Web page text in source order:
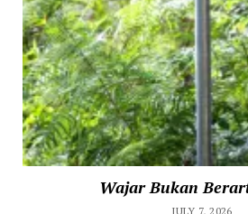
Wajar Bukan
JULY 7, 2026